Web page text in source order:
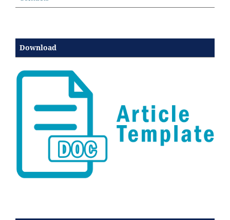
Download